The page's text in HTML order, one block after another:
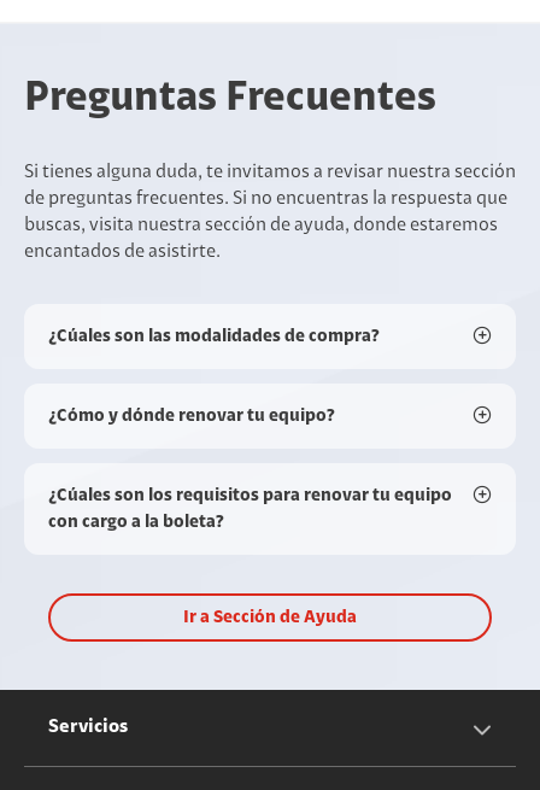
Preguntas Frecuentes
Si tienes alguna duda, te invitamos a revisar nuestra sección
de preguntas frecuentes. Si no encuentras la respuesta que
buscas, visita nuestra sección de ayuda, donde estaremos
encantados de asistirte.
¿Cúales son las modalidades de compra?
¿Cómo y dónde renovar tu equipo?
¿Cúales son los requisitos para renovar tu equipo
con cargo a la boleta?
Ir a Sección de Ayuda
Servicios